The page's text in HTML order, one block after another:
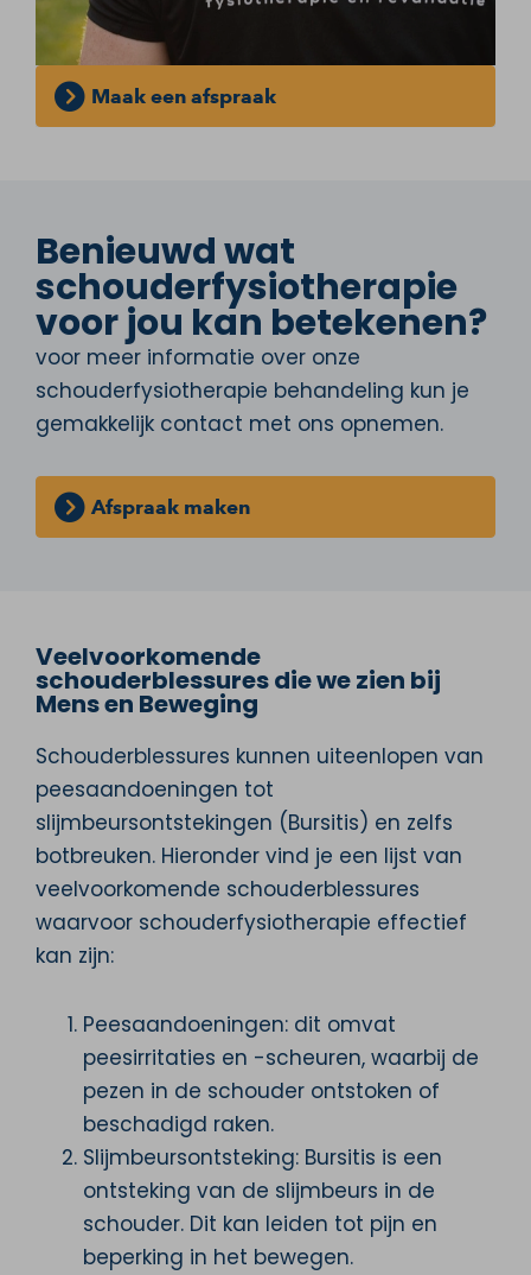
Maak een afspraak
Benieuwd wat
schouderfysiotherapie
voor jou kan betekenen?
voor meer informatie over onze
schouderfysiotherapie behandeling kun je
gemakkelijk contact met ons opnemen.
Afspraak maken
Veelvoorkomende
schouderblessures die we zien bij
Mens en Beweging
Schouderblessures kunnen uiteenlopen van
peesaandoeningen tot
slijmbeursontstekingen (Bursitis) en zelfs
botbreuken. Hieronder vind je een lijst van
veelvoorkomende schouderblessures
waarvoor schouderfysiotherapie effectief
kan zijn:
Peesaandoeningen: dit omvat
peesirritaties en -scheuren, waarbij de
pezen in de schouder ontstoken of
beschadigd raken.
Slijmbeursontsteking: Bursitis is een
ontsteking van de slijmbeurs in de
schouder. Dit kan leiden tot pijn en
beperking in het bewegen.